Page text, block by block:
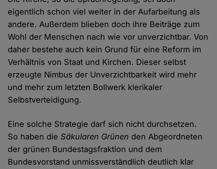
eigentlich schon viel weiter in der Aufarbeitung als
andere. Außerdem blieben doch ihre Beiträge zum
Wohl der Menschen nach wie vor unverzichtbar. Von
daher bestehe auch kein Grund für eine Reform im
Verhältnis von Staat und Kirchen. Dieser selbst
erzeugte Nimbus der Unverzichtbarkeit wird mehr
und mehr zum letzten Bollwerk klerikaler
Selbstverteidigung.
Eine solche Strategie darf sich nicht durchsetzen.
So haben dieSäkularen Grünen den Abgeordneten
der grünen Bundestagsfraktion und dem
Bundesvorstand unmissverständlich deutlich klar